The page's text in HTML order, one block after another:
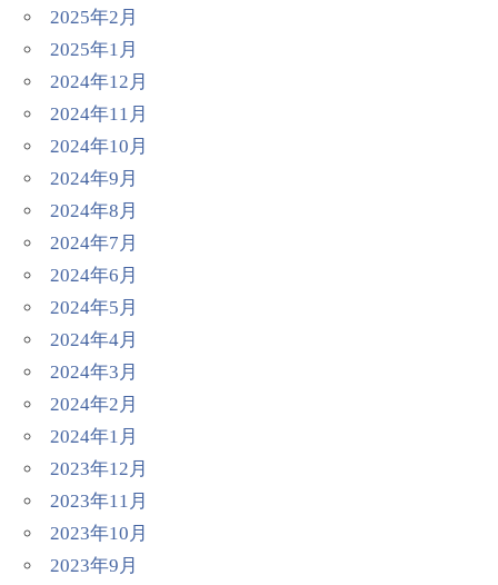
2025年2月
2025年1月
2024年12月
2024年11月
2024年10月
2024年9月
2024年8月
2024年7月
2024年6月
2024年5月
2024年4月
2024年3月
2024年2月
2024年1月
2023年12月
2023年11月
2023年10月
2023年9月